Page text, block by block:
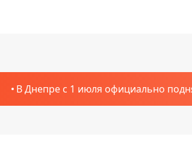
В Днепре с 1 июля официально